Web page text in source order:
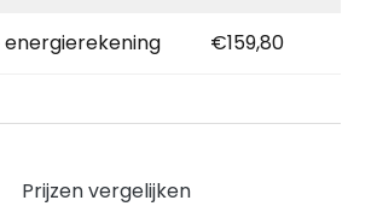
€159,80
Prijzen vergelijken